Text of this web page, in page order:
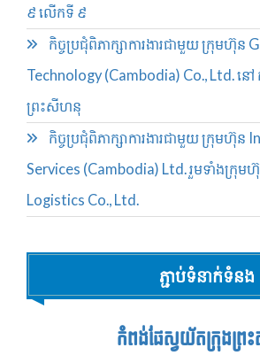
៩ លើកទី ៩
កិច្ចប្រជុំពិភាក្សាការងារជាមួយ ក្រុមហ៊ុន
Technology (Cambodia) Co., Ltd. ន
ព្រះសីហនុ
កិច្ចប្រជុំពិភាក្សាការងារជាមួយ ក្រុមហ៊ុន
Services (Cambodia) Ltd. រួមទាំងក្រុម
Logistics Co., Ltd.
ភ្ជាប់ទំនាក់ទំនង
កំពង់ផែស្វយ័តក្រុងព្